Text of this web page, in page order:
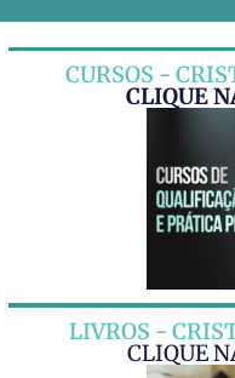
CURSOS -
CLIQUE
LIVROS -
CLIQUE